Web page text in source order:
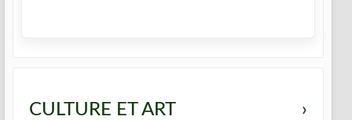
CULTURE ET ART ›